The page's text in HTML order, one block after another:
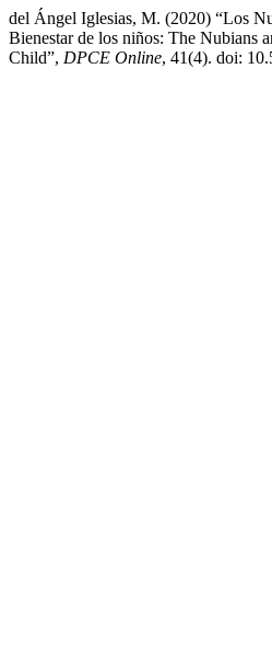
del Ángel Iglesias, M. (2020) “Los
Bienestar de los niños: The Nubians
Child”, DPCE Online, 41(4). doi: